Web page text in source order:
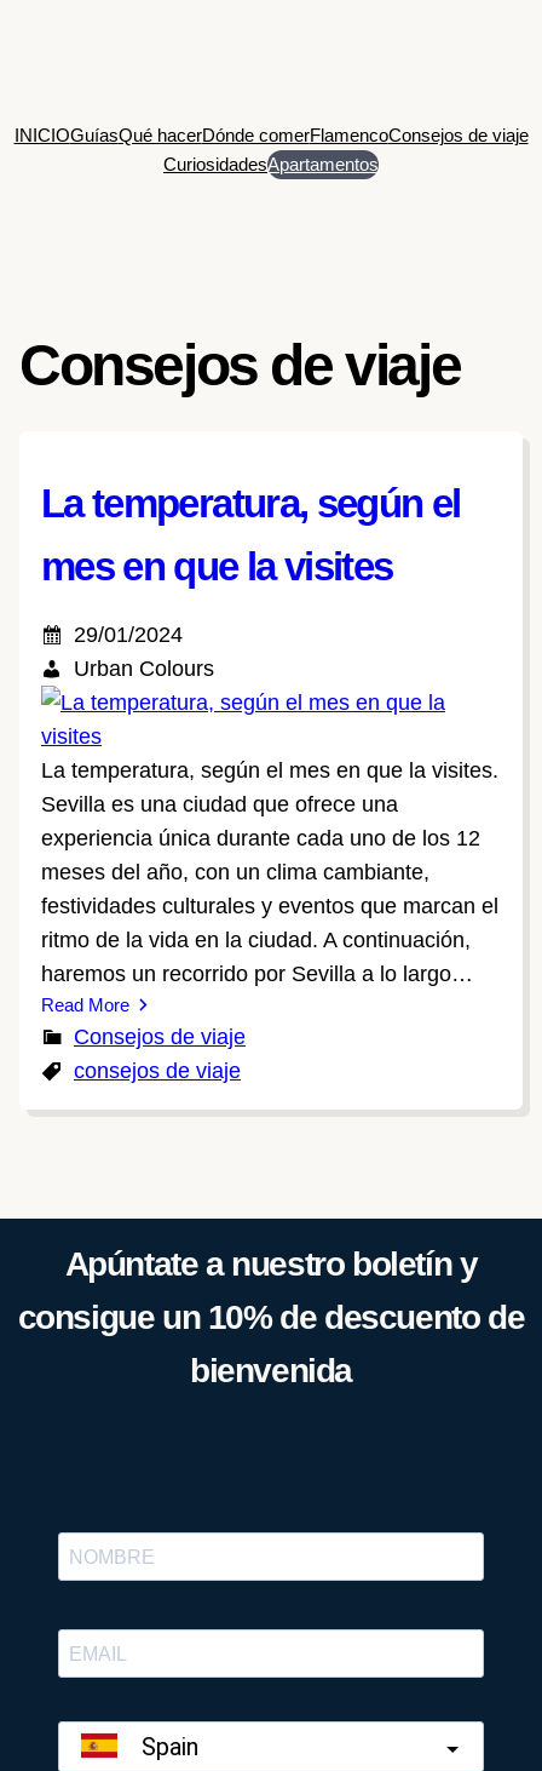
INICIOGuíasQué hacerDónde comerFlamencoConsejos de viaje
CuriosidadesApartamentos
Consejos de viaje
La temperatura, según el
mes en que la visites
29/01/2024
Urban Colours
La temperatura, según el mes en que la visites.
Sevilla es una ciudad que ofrece una
experiencia única durante cada uno de los 12
meses del año, con un clima cambiante,
festividades culturales y eventos que marcan el
ritmo de la vida en la ciudad. A continuación,
haremos un recorrido por Sevilla a lo largo…
Read More
Consejos de viaje
consejos de viaje
Apúntate a nuestro boletín y
consigue un 10% de descuento de
bienvenida